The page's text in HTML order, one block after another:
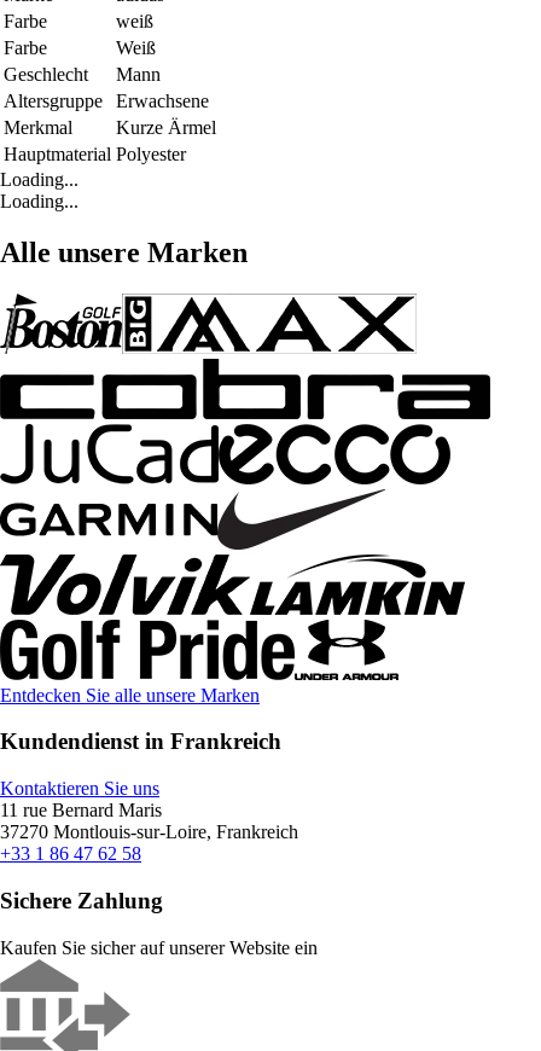
Farbe
weiß
Farbe
Weiß
Geschlecht
Mann
Altersgruppe
Erwachsene
Merkmal
Kurze Ärmel
Hauptmaterial Polyester
Loading...
Loading...
Alle unsere Marken
Entdecken Sie alle unsere Marken
Kundendienst in Frankreich
Kontaktieren Sie uns
11 rue Bernard Maris
37270 Montlouis-sur-Loire, Frankreich
+33 1 86 47 62 58
Sichere Zahlung
Kaufen Sie sicher auf unserer Website ein